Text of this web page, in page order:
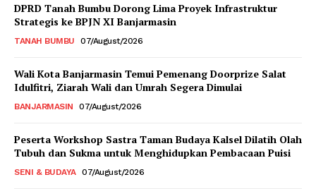
DPRD Tanah Bumbu Dorong Lima Proyek Infrastruktur
Strategis ke BPJN XI Banjarmasin
TANAH BUMBU 07/August/2026
Wali Kota Banjarmasin Temui Pemenang Doorprize Salat
Idulfitri, Ziarah Wali dan Umrah Segera Dimulai
BANJARMASIN 07/August/2026
Peserta Workshop Sastra Taman Budaya Kalsel Dilatih Olah
Tubuh dan Sukma untuk Menghidupkan Pembacaan Puisi
SENI & BUDAYA 07/August/2026